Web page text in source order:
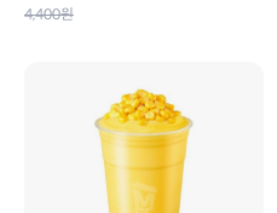
4,400원